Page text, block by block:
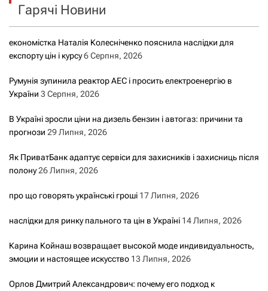
Гарячі Новини
економістка Наталія Колесніченко пояснила наслідки для
експорту цін і курсу6 Серпня, 2026
Румунія зупинила реактор АЕС і просить електроенергію в
України 3 Серпня, 2026
В Україні зросли ціни на дизель бензин і автогаз: причини та
прогнози 29 Липня, 2026
Як ПриватБанк адаптує сервіси для захисників і захисниць після
полону26 Липня, 2026
про що говорять українські гроші 17 Липня, 2026
наслідки для ринку пального та цін в Україні 14 Липня, 2026
Карина Койнаш возвращает высокой моде индивидуальность,
эмоции и настоящее искусство 13 Липня, 2026
Орлов Дмитрий Александрович: почему его подход к